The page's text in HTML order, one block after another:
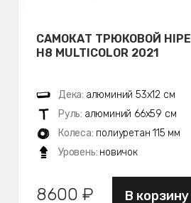
САМОКАТ ТРЮКОВОЙ HIPE
H8 MULTICOLOR 2021
Дека: алюминий 53х12 см
Руль: алюминий 66х59 см
Колеса: полиуретан 115 мм
Уровень: новичок
8600 ₽ В корзину